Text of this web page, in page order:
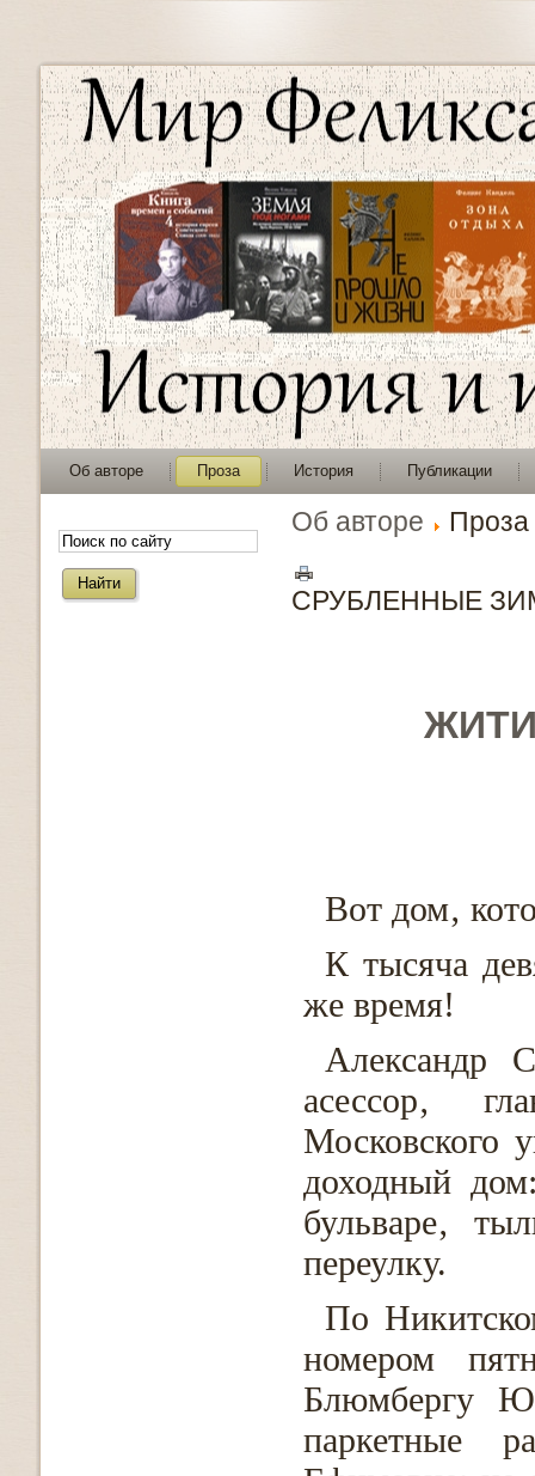
Об авторе Проза История Публикации
Об авторе Проза
СРУБЛЕННЫЕ
Вот дом‚
К тысяча
же время!
Александр
асессор‚
Московского
доходный
бульваре‚
переулку.
По
номером
Блюмбергу
паркетные